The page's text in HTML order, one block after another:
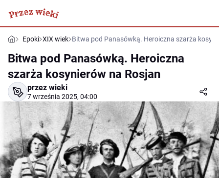
Epoki XIX wiek Bitwa pod Panasówką. Heroiczna szarża
Bitwa pod Panasówką. Heroiczna
szarża kosynierów na Rosjan
przez wieki
7 września 2025, 04:00